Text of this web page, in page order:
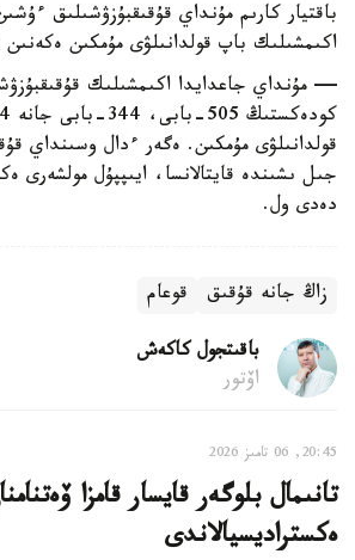
باقتيار كارىم مۇنداي قۇقىقبۇزۋشىلىق
اكىمشىلىك باپ قولدانىلۋى مۇمكىن
— مۇنداي جاعدايدا اكىمشىلىك
قولدانىلۋى مۇمكىن. ەگەر ءدال وسىنداي
جىل ىشىندە قايتالانسا، ايىپپۇل
دەدى ول.
زاڭ جانە قۇقىق قوعام
باقىتجول كاكەش
اۆتور
20:45, 06 تامىز 2026
تانىمال بلوگەر قايسار قامزا
ەكستراديسيالاندى